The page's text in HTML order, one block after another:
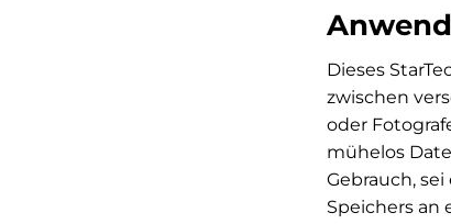
Dieses
zwischen
oder
mühelos
Gebrauch,
Speichers an